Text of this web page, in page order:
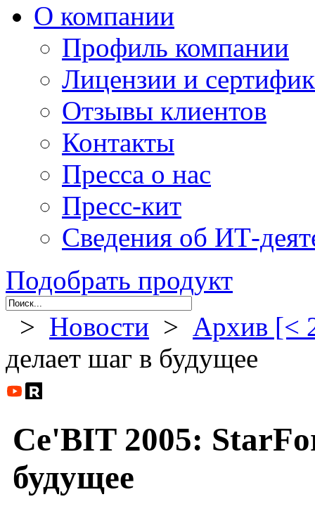
О компании
Профиль компании
Лицензии и
Отзывы клиентов
Контакты
Пресса о нас
Пресс-кит
Сведения об ИТ-
Подобрать продукт
> Новости > Архив [<
делает шаг в будущее
Ce'BIT 2005:
будущее